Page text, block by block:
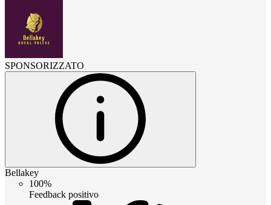
SPONSORIZZATO
Bellakey
100%
Feedback positivo